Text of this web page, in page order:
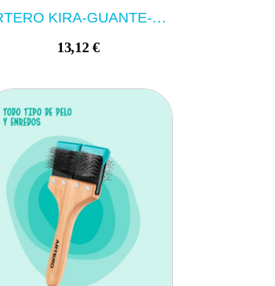
ARTERO KIRA-GUANTE-MANOPLA GOMA DOBLE
13,12 €